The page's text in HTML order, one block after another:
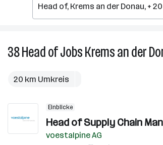
38Head ofJobsKrems an der
20 km Umkreis
Einblicke
Head of Supply Chain
voestalpine AG